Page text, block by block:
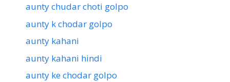
aunty chudar choti golpo
aunty k chodar golpo
aunty kahani
aunty kahani hindi
aunty ke chodar golpo